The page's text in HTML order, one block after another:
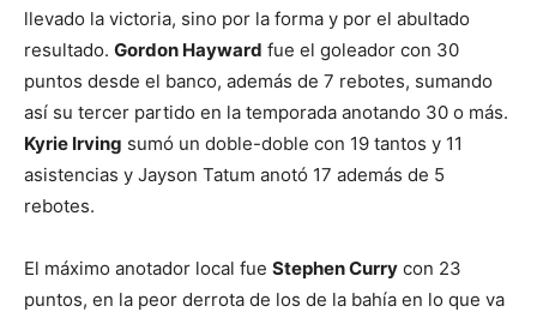
llevado la victoria, sino por la forma y por el abultado
resultado. Gordon Hayward fue el goleador con 30
puntos desde el banco, además de 7 rebotes, sumando
así su tercer partido en la temporada anotando 30 o más.
Kyrie Irving sumó un doble-doble con 19 tantos y 11
asistencias y Jayson Tatum anotó 17 además de 5
rebotes.
El máximo anotador local fue Stephen Curry con 23
puntos, en la peor derrota de los de la bahía en lo que va